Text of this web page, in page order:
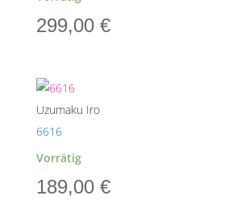
299,00 €
Uzumaku Iro
6616
Vorrätig
189,00 €